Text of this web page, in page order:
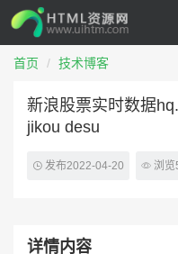
首页 技术博客
新浪股票实时数据
jikou desu
发布2022-04-20 浏
详情内容